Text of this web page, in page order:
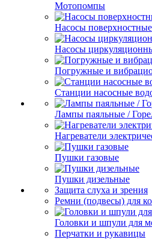
Мотопомпы
Насосы поверхностные
Насосы
Погружные и
Станции насосные
Лампы паяльные /
Нагреватели
Пушки газовые
Пушки дизельные
Защита слуха и зрения
Ремни (подвесы) для
Головки и шпули для
Перчатки и рукавицы